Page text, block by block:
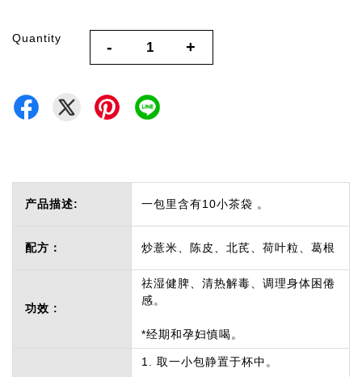
Quantity - +
产品描述: 一包里含有10小茶袋 。
配方： 炒薏米、陈皮、北芪、荷叶粒、葛根
功效 :
祛湿健脾、清热解毒、调理身体困倦
感。
*经期和孕妇慎喝。
1. 取一小包静置于杯中。